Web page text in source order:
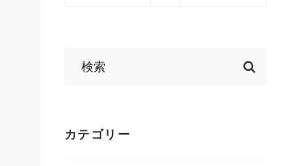
カテゴリー